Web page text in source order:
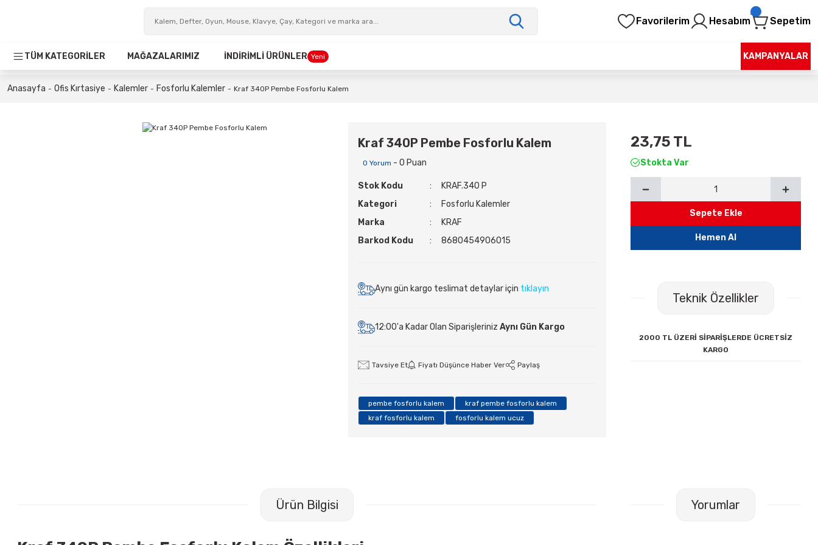
Favorilerim Hesabım Sepetim
TÜM KATEGORİLER MAĞAZALARIMIZ İNDİRİMLİ ÜRÜNLER Yeni KAMPANYALAR
Anasayfa Ofis Kırtasiye Kalemler Fosforlu Kalemler Kraf 340P Pembe Fosforlu Kalem
Kraf 340P Pembe Fosforlu Kalem
0 Yorum - 0 Puan
Stok Kodu
KRAF.340 P
Kategori
Fosforlu Kalemler
Marka
KRAF
Barkod Kodu
8680454906015
Aynı gün kargo teslimat detaylar için tıklayın
12:00'a Kadar Olan Siparişleriniz Aynı Gün Kargo
Tavsiye Et Fiyatı Düşünce Haber Ver Paylaş
pembe fosforlu kalem
kraf pembe fosforlu kalem
kraf fosforlu kalem
fosforlu kalem ucuz
23,75 TL
Stokta Var
Sepete Ekle
Hemen Al
Teknik Özellikler
2000 TL ÜZERİ SİPARİŞLERDE ÜCRETSİZ
KARGO
Ürün Bilgisi Yorumlar